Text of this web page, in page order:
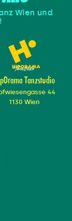
Wien und
Tanzstudio
44
1130 Wien